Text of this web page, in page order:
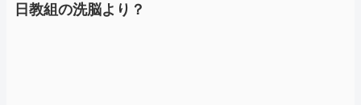
日教組の洗脳より？